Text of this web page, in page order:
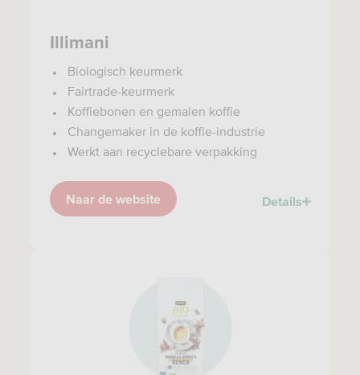
Illimani
Biologisch keurmerk
Fairtrade-keurmerk
Koffiebonen en gemalen koffie
Changemaker in de koffie-industrie
Werkt aan recyclebare verpakking
Naar de website Details